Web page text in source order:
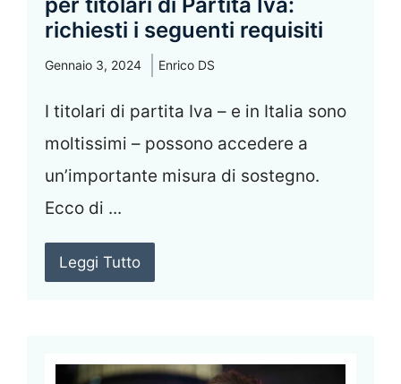
richiesti i seguenti requisiti
Gennaio 3, 2024 Enrico DS
I titolari di partita Iva – e in Italia sono
moltissimi – possono accedere a
un’importante misura di sostegno.
Ecco di ...
Leggi Tutto